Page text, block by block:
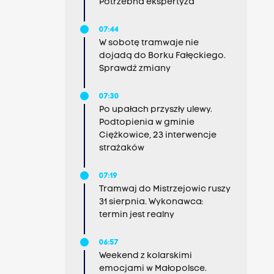
Potrzebna ekspertyza
07:44
W sobotę tramwaje nie
dojadą do Borku Fałęckiego.
Sprawdź zmiany
07:30
Po upałach przyszły ulewy.
Podtopienia w gminie
Ciężkowice, 23 interwencje
strażaków
07:19
Tramwaj do Mistrzejowic ruszy
31 sierpnia. Wykonawca:
termin jest realny
06:57
Weekend z kolarskimi
emocjami w Małopolsce.